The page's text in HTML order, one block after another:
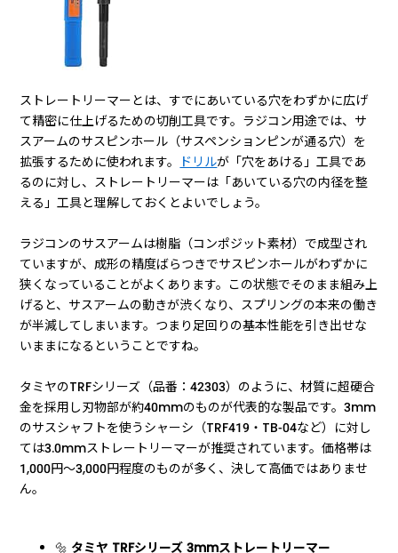
ストレートリーマーとは、すでにあいている穴をわずかに広げ
て精密に仕上げるための切削工具です。ラジコン用途では、サ
スアームのサスピンホール（サスペンションピンが通る穴）を
拡張するために使われます。
ドリルが「穴をあける」工具であ
るのに対し、ストレートリーマーは「あいている穴の内径を整
える」工具と理解しておくとよいでしょう。
ラジコンのサスアームは樹脂（コンポジット素材）で成型され
ていますが、成形の精度ばらつきでサスピンホールがわずかに
狭くなっていることがよくあります。この状態でそのまま組み上
げると、サスアームの動きが渋くなり、スプリングの本来の働き
が半減してしまいます。つまり足回りの基本性能を引き出せな
いままになるということですね。
タミヤのTRFシリーズ（品番：42303）のように、材質に超硬合
金を採用し刃物部が約40mmのものが代表的な製品です。3mm
のサスシャフトを使うシャーシ（TRF419・TB-04など）に対し
ては3.0mmストレートリーマーが推奨されています。価格帯は
1,000円〜3,000円程度のものが多く、決して高価ではありませ
ん。
🔩 タミヤ TRFシリーズ 3mmストレートリーマー